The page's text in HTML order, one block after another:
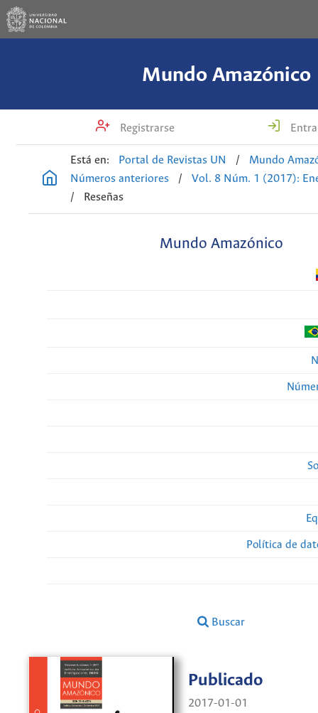
Mundo Amazónico
Registrarse
Está en: Portal de Revistas UN /
Mundo
Números anteriores
/
Vol. 8 Núm. 1 (2017):
/
Reseñas
Mundo Amazónico
Política de
Buscar
Publicado
2017-01-01